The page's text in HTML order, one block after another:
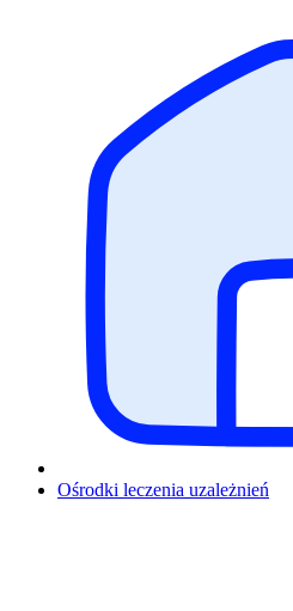
Ośrodki leczenia uzależnień